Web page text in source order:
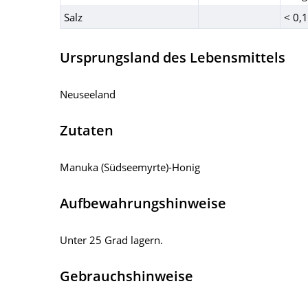
Salz
<
Ursprungsland des Lebensmittels
Neuseeland
Zutaten
Manuka (Südseemyrte)-Honig
Aufbewahrungshinweise
Unter 25 Grad lagern.
Gebrauchshinweise